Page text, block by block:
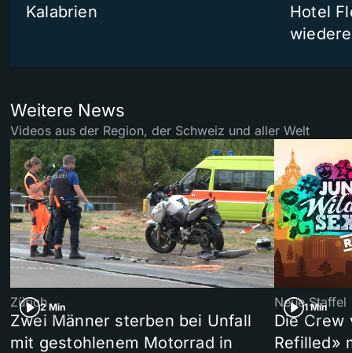
Kalabrien
Hotel
Weitere News
Videos aus der Region, der Schweiz und aller Welt
2 Min
Zürich
Zwei Männer sterben bei Unfall
mit gestohlenem Motorrad in
1 Min
Neue Staffel
Die Crew
Refilled»